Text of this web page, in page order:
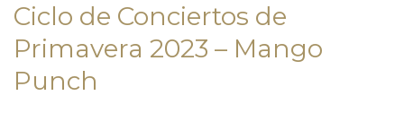
Ciclo de Conciertos de
Primavera 2023 – Mango
Punch